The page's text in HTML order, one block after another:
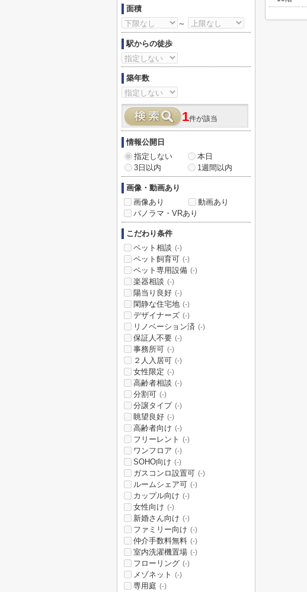
面積
～
駅からの徒歩
築年数
1件が該当
情報公開日
指定しない
本日
3日以内
1週間以内
画像・動画あり
画像あり
動画あり
パノラマ・VRあり
こだわり条件
ペット相談 (-)
ペット飼育可 (-)
ペット専用設備 (-)
楽器相談 (-)
陽当り良好 (-)
閑静な住宅地 (-)
デザイナーズ (-)
リノベーション済 (-)
保証人不要 (-)
事務所可 (-)
２人入居可 (-)
女性限定 (-)
高齢者相談 (-)
分割可 (-)
分譲タイプ (-)
眺望良好 (-)
高齢者向け (-)
フリーレント (-)
ワンフロア (-)
SOHO向け (-)
ガスコンロ設置可 (-)
ルームシェア可 (-)
カップル向け (-)
女性向け (-)
新婚さん向け (-)
ファミリー向け (-)
仲介手数料無料 (-)
室内洗濯機置場 (-)
フローリング (-)
メゾネット (-)
専用庭 (-)